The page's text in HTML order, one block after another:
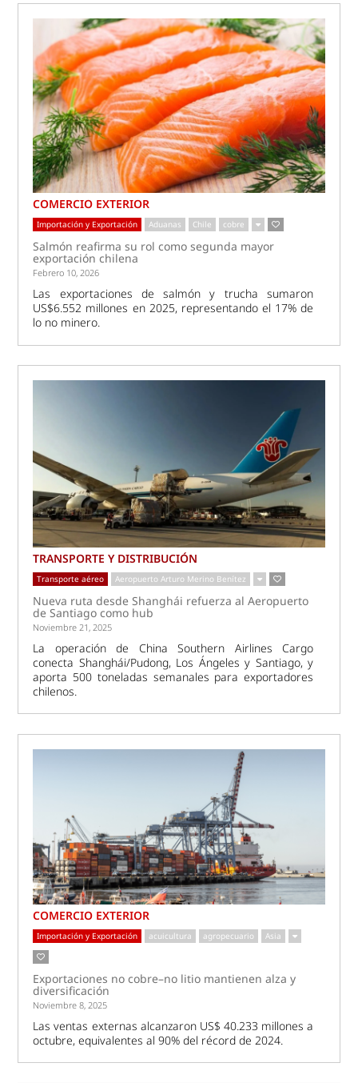
COMERCIO EXTERIOR
Importación y Exportación Aduanas Chile cobre
Salmón reafirma su rol como segunda mayor
exportación chilena
Febrero 10, 2026
Las exportaciones de salmón y trucha sumaron
US$6.552 millones en 2025, representando el 17% de
lo no minero.
TRANSPORTE Y DISTRIBUCIÓN
Transporte aéreo Aeropuerto Arturo Merino Benítez
Nueva ruta desde Shanghái refuerza al Aeropuerto
de Santiago como hub
Noviembre 21, 2025
La operación de China Southern Airlines Cargo
conecta Shanghái/Pudong, Los Ángeles y Santiago, y
aporta 500 toneladas semanales para exportadores
chilenos.
COMERCIO EXTERIOR
Importación y Exportación acuicultura agropecuario Asia
Exportaciones no cobre–no litio mantienen alza y
diversificación
Noviembre 8, 2025
Las ventas externas alcanzaron US$ 40.233 millones a
octubre, equivalentes al 90% del récord de 2024.